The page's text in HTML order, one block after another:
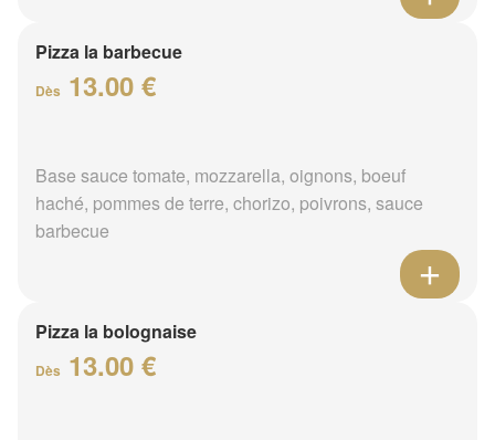
Pizza la barbecue
Dès 13.00 €
Base sauce tomate, mozzarella, oignons, boeuf
haché, pommes de terre, chorizo, poivrons, sauce
barbecue
Pizza la bolognaise
Dès 13.00 €